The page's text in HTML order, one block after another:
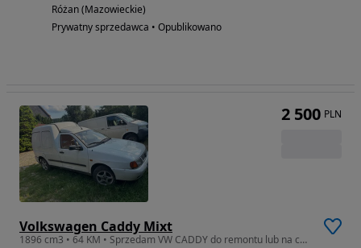
Różan (Mazowieckie)
Prywatny sprzedawca • Opublikowano
Volkswagen Caddy Mixt
1896 cm3 • 64 KM • Sprzedam VW CADDY do remontu lub na cześci
2 500 PLN